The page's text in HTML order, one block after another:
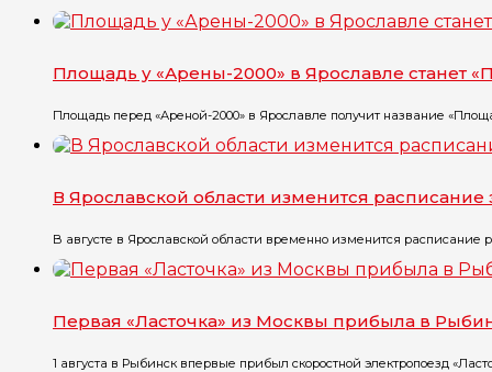
Площадь у «Арены-2000» в Ярославле станет
Площадь перед «Ареной-2000» в Ярославле получит название
В Ярославской области изменится расписание
В августе в Ярославской области временно изменится расписание
Первая «Ласточка» из Москвы прибыла в
1 августа в Рыбинск впервые прибыл скоростной электропоезд